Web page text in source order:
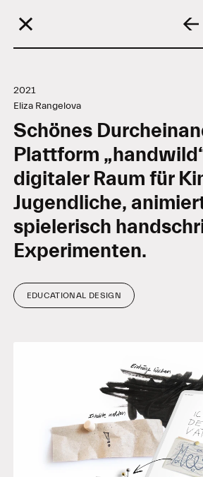
2021
Eliza Rangelova
Schönes
Plattform
digitaler Raum für
Jugendliche,
spielerisch
Experimenten.
TagsEDUCATIONAL DESIGN